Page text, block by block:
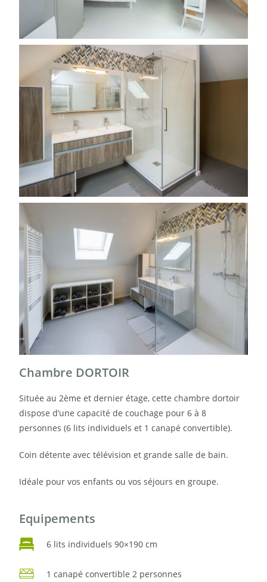
Chambre DORTOIR
Située au 2ème et dernier étage, cette chambre dortoir
dispose d’une capacité de couchage pour 6 à 8
personnes (6 lits individuels et 1 canapé convertible).
Coin détente avec télévision et grande salle de bain.
Idéale pour vos enfants ou vos séjours en groupe.
Equipements
6 lits individuels 90×190 cm
1 canapé convertible 2 personnes